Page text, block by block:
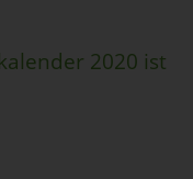
2020 ist